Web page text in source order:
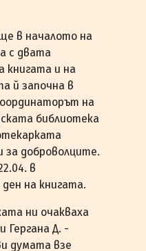
в началото на
с двата
книгата и на
й започна в
на
библиотека
за доброволците.
в
на книгата.
ни очакваха
Гергана Д. -
думата взе